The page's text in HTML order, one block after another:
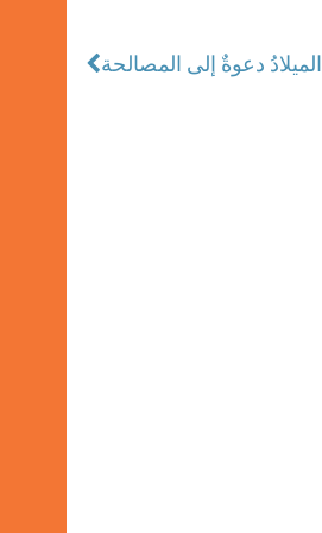
الميلادُ دعوةٌ إلى المصالحة